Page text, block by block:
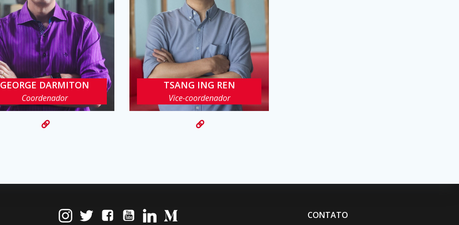
GEORGE DARMITON
Coordenador
gdcc@cin.ufpe.br
TSANG ING REN
Vice-coordenador
tir@cin.ufpe.br
CONTATO